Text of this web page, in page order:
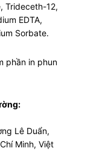
Trideceth-12,
EDTA,
Sorbate.
phần in phun
Lê Duẩn,
Minh, Việt